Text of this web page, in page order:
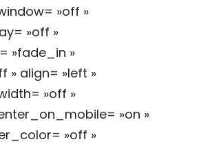
»off »
»off »
»fade_in »
» align= »left »
»off »
»on »
»off »